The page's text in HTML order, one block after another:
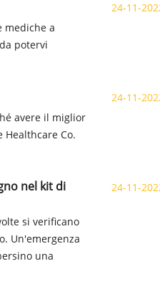
mediche a
potervi
24-11-
avere il miglior
Co.
24-11-
nel kit di
si verificano
Un'emergenza
una
24-11-